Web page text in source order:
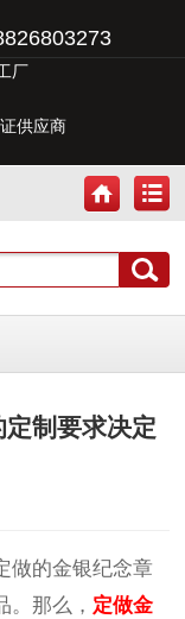
厂
供应商
制要求决定
做的金银纪念章
那么， 定做金